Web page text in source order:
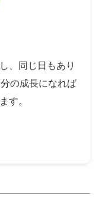
、同じ日もあり
の成長になれば
す。